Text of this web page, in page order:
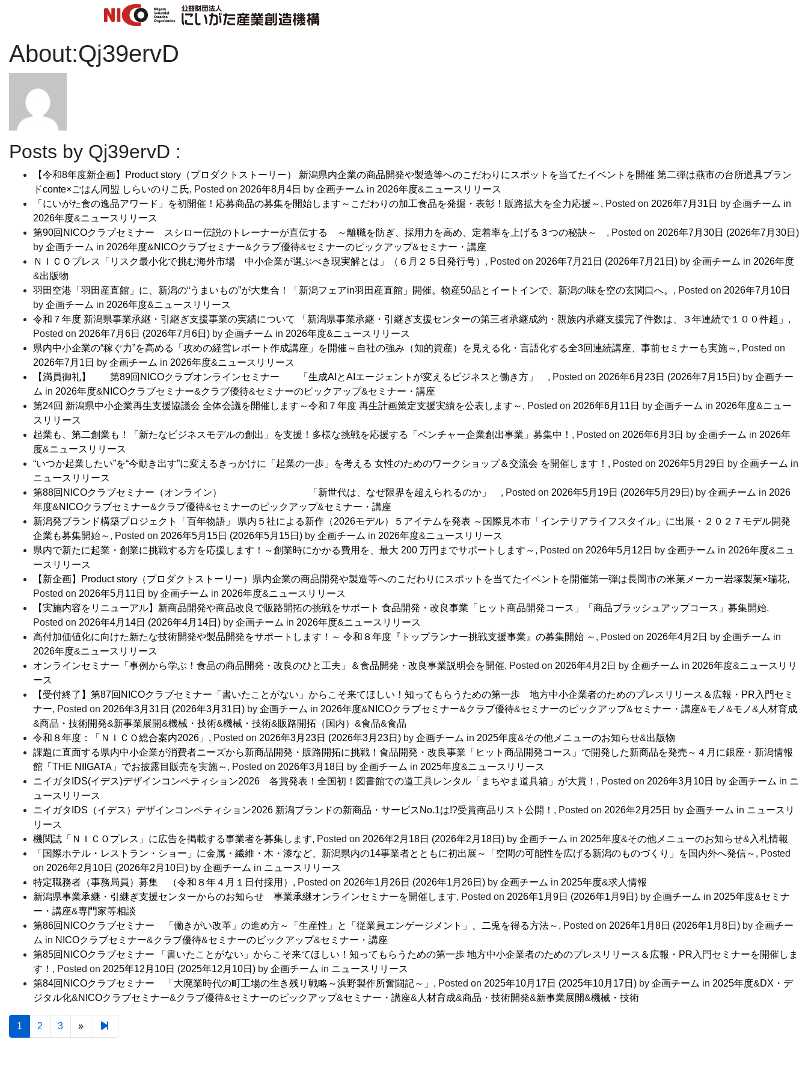
About:Qj39ervD
Posts by Qj39ervD :
【令和8年度新企画】Product story（プロダクトストーリー） 新潟県内企業の商品開発や製造等へのこだわりにスポットを当てたイベントを開催 第二弾は燕市の台所道具ブラン
ドconte×ごはん同盟 しらいのりこ氏, Posted on 2026年8月4日 by 企画チーム in 2026年度&ニュースリリース
「にいがた食の逸品アワード」を初開催！応募商品の募集を開始します～こだわりの加工食品を発掘・表彰！販路拡大を全力応援～ , Posted on 2026年7月31日 by 企画チーム in
2026年度&ニュースリリース
第90回NICOクラブセミナー スシロー伝説のトレーナーが直伝する ～離職を防ぎ、採用力を高め、定着率を上げる３つの秘訣～ , Posted on 2026年7月30日 (2026年7月30日)
by 企画チーム in 2026年度&NICOクラブセミナー&クラブ優待&セミナーのピックアップ&セミナー・講座
ＮＩＣＯプレス「リスク最小化で挑む海外市場 中小企業が選ぶべき現実解とは」（６月２５日発行号） , Posted on 2026年7月21日 (2026年7月21日) by 企画チーム in 2026年度
&出版物
羽田空港「羽田産直館」に、新潟の“うまいもの”が大集合！「新潟フェアin羽田産直館」開催。物産50品とイートインで、新潟の味を空の玄関口へ。 , Posted on 2026年7月10日
by 企画チーム in 2026年度&ニュースリリース
令和７年度 新潟県事業承継・引継ぎ支援事業の実績について 「新潟県事業承継・引継ぎ支援センターの第三者承継成約・親族内承継支援完了件数は、３年連続で１００件超」 ,
Posted on 2026年7月6日 (2026年7月6日) by 企画チーム in 2026年度&ニュースリリース
県内中小企業の“稼ぐ力”を高める「攻めの経営レポート作成講座」を開催～自社の強み（知的資産）を見える化・言語化する全3回連続講座、事前セミナーも実施～ , Posted on
2026年7月1日 by 企画チーム in 2026年度&ニュースリリース
【満員御礼】 第89回NICOクラブオンラインセミナー 「生成AIとAIエージェントが変えるビジネスと働き方」 , Posted on 2026年6月23日 (2026年7月15日) by 企画チー
ム in 2026年度&NICOクラブセミナー&クラブ優待&セミナーのピックアップ&セミナー・講座
第24回 新潟県中小企業再生支援協議会 全体会議を開催します～令和７年度 再生計画策定支援実績を公表します～ , Posted on 2026年6月11日 by 企画チーム in 2026年度&ニュー
スリリース
起業も、第二創業も！「新たなビジネスモデルの創出」を支援！多様な挑戦を応援する「ベンチャー企業創出事業」募集中！ , Posted on 2026年6月3日 by 企画チーム in 2026年
度&ニュースリリース
“いつか起業したい”を“今動き出す”に変えるきっかけに「起業の一歩」を考える 女性のためのワークショップ＆交流会 を開催します！ , Posted on 2026年5月29日 by 企画チーム in
ニュースリリース
第88回NICOクラブセミナー（オンライン） 「新世代は、なぜ限界を超えられるのか」 , Posted on 2026年5月19日 (2026年5月29日) by 企画チーム in 2026
年度&NICOクラブセミナー&クラブ優待&セミナーのピックアップ&セミナー・講座
新潟発ブランド構築プロジェクト「百年物語」 県内５社による新作（2026モデル）５アイテムを発表 ～国際見本市「インテリアライフスタイル」に出展・２０２７モデル開発
企業も募集開始～ , Posted on 2026年5月15日 (2026年5月15日) by 企画チーム in 2026年度&ニュースリリース
県内で新たに起業・創業に挑戦する方を応援します！～創業時にかかる費用を、最大 200 万円までサポートします～ , Posted on 2026年5月12日 by 企画チーム in 2026年度&ニュ
ースリリース
【新企画】Product story（プロダクトストーリー）県内企業の商品開発や製造等へのこだわりにスポットを当てたイベントを開催第一弾は長岡市の米菓メーカー岩塚製菓×瑞花,
Posted on 2026年5月11日 by 企画チーム in 2026年度&ニュースリリース
【実施内容をリニューアル】新商品開発や商品改良で販路開拓の挑戦をサポート 食品開発・改良事業「ヒット商品開発コース」「商品ブラッシュアップコース」募集開始,
Posted on 2026年4月14日 (2026年4月14日) by 企画チーム in 2026年度&ニュースリリース
高付加価値化に向けた新たな技術開発や製品開発をサポートします！～ 令和８年度『トップランナー挑戦支援事業』の募集開始 ～ , Posted on 2026年4月2日 by 企画チーム in
2026年度&ニュースリリース
オンラインセミナー「事例から学ぶ！食品の商品開発・改良のひと工夫」＆食品開発・改良事業説明会を開催, Posted on 2026年4月2日 by 企画チーム in 2026年度&ニュースリリ
ース
【受付終了】第87回NICOクラブセミナー「書いたことがない」からこそ来てほしい！知ってもらうための第一歩 地方中小企業者のためのプレスリリース＆広報・PR入門セミ
ナー, Posted on 2026年3月31日 (2026年3月31日) by 企画チーム in 2026年度&NICOクラブセミナー&クラブ優待&セミナーのピックアップ&セミナー・講座&モノ&モノ& 人材育成
&商品・技術開発&新事業展開&機械・技術&機械・技術&販路開拓（国内） &食品&食品
令和８年度：「ＮＩＣＯ総合案内2026」 , Posted on 2026年3月23日 (2026年3月23日) by 企画チーム in 2025年度&その他メニューのお知らせ&出版物
課題に直面する県内中小企業が消費者ニーズから新商品開発・販路開拓に挑戦！食品開発・改良事業「ヒット商品開発コース」で開発した新商品を発売～４月に銀座・新潟情報
館「THE NIIGATA」でお披露目販売を実施～ , Posted on 2026年3月18日 by 企画チーム in 2025年度&ニュースリリース
ニイガタIDS(イデス)デザインコンペティション2026 各賞発表！全国初！図書館での道工具レンタル「まちやま道具箱」が大賞！ , Posted on 2026年3月10日 by 企画チーム in ニ
ュースリリース
ニイガタIDS（イデス）デザインコンペティション2026 新潟ブランドの新商品・サービスNo.1は!?受賞商品リスト公開！ , Posted on 2026年2月25日 by 企画チーム in ニュースリ
リース
機関誌「ＮＩＣＯプレス」に広告を掲載する事業者を募集します, Posted on 2026年2月18日 (2026年2月18日) by 企画チーム in 2025年度&その他メニューのお知らせ& 入札情報
「国際ホテル・レストラン・ショー」に金属・繊維・木・漆など、新潟県内の14事業者とともに初出展～「空間の可能性を広げる新潟のものづくり」を国内外へ発信～ , Posted
on 2026年2月10日 (2026年2月10日) by 企画チーム in ニュースリリース
特定職務者（事務局員）募集 （令和８年４月１日付採用） , Posted on 2026年1月26日 (2026年1月26日) by 企画チーム in 2025年度&求人情報
新潟県事業承継・引継ぎ支援センターからのお知らせ 事業承継オンラインセミナーを開催します, Posted on 2026年1月9日 (2026年1月9日) by 企画チーム in 2025年度&セミナ
ー・講座&専門家等相談
第86回NICOクラブセミナー 「働きがい改革」の進め方～「生産性」と「従業員エンゲージメント」、二兎を得る方法～ , Posted on 2026年1月8日 (2026年1月8日) by 企画チー
ム in NICOクラブセミナー&クラブ優待&セミナーのピックアップ&セミナー・講座
第85回NICOクラブセミナー 「書いたことがない」からこそ来てほしい！知ってもらうための第一歩 地方中小企業者のためのプレスリリース＆広報・PR入門セミナーを開催しま
す！ , Posted on 2025年12月10日 (2025年12月10日) by 企画チーム in ニュースリリース
第84回NICOクラブセミナー 「大廃業時代の町工場の生き残り戦略～浜野製作所奮闘記～」 , Posted on 2025年10月17日 (2025年10月17日) by 企画チーム in 2025年度&DX・デ
ジタル化&NICOクラブセミナー&クラブ優待&セミナーのピックアップ&セミナー・講座& 人材育成&商品・技術開発&新事業展開&機械・技術
1 2 3 » Next page